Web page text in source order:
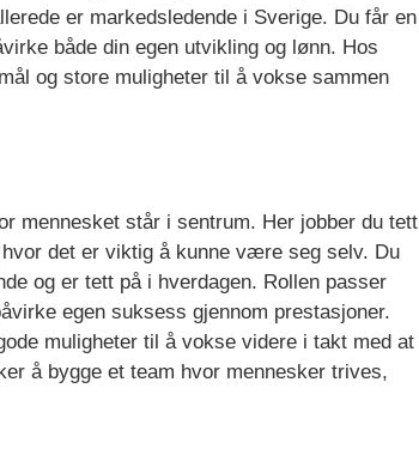
er markedsledende i Sverige. Du får en
både din egen utvikling og lønn. Hos
og store muligheter til å vokse sammen
mennesket står i sentrum. Her jobber du tett
det er viktig å kunne være seg selv. Du
og er tett på i hverdagen. Rollen passer
egen suksess gjennom prestasjoner.
muligheter til å vokse videre i takt med at
å bygge et team hvor mennesker trives,